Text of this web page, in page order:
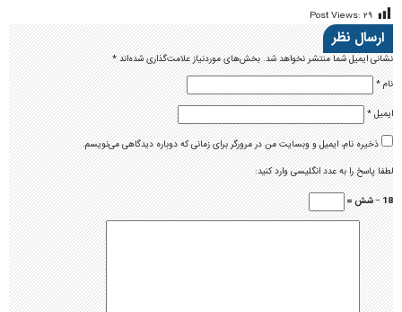
Post Views: ۲۹
ارسال نظر
نشانی ایمیل شما منتشر نخواهد شد.بخش‌های موردنیاز علامت‌گذاری شده‌اند*
نام*
ایمیل*
ذخیره نام، ایمیل و وبسایت من در مرورگر برای زمانی که دوباره دیدگاهی می‌نویسم.
لطفا پاسخ را به عدد انگلیسی وارد کنید:
18 − شش =